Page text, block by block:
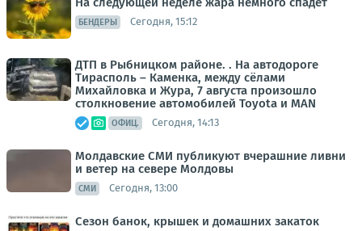
БЕНДЕРЫ Сегодня, 15:12
ДТП в Рыбницком районе. . На автодороге
Тирасполь – Каменка, между сёлами
Михайловка и Жура, 7 августа произошло
столкновение автомобилей Toyota и MAN
ОФИЦ. Сегодня, 14:13
Молдавские СМИ публикуют вчерашние ливни
и ветер на севере Молдовы
СМИ Сегодня, 13:00
Сезон банок, крышек и домашних закаток